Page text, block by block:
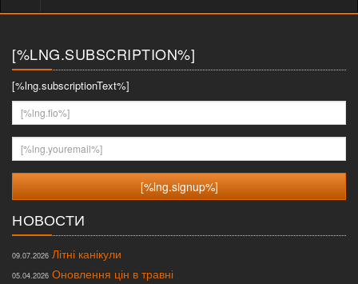
[%LNG.SUBSCRIPTION%]
[%lng.subscriptionText%]
[%lng.fio%]
[%lng.youremail%]
НОВОСТИ
09.07.2026 Літні канікули
05.04.2026 Оновлення цін в травні